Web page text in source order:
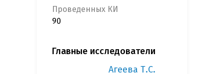
Проведенных КИ
90
Главные исследователи
Агеева Т.С.